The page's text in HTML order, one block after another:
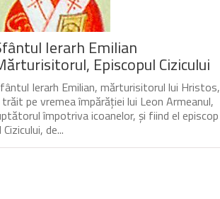
Ierarh Emilian
Episcopul Cizicului
Ierarh Emilian, mărturisitorul lui Hristos,
pe vremea împărăției lui Leon Armeanul,
împotriva icoanelor, și fiind el episcop
Cizicului, de...